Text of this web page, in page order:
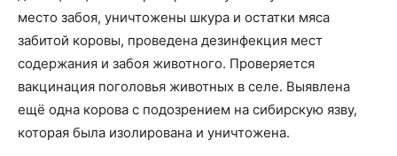
место забоя, уничтожены шкура и остатки мяса
забитой коровы, проведена дезинфекция мест
содержания и забоя животного. Проверяется
вакцинация поголовья животных в селе. Выявлена
ещё одна корова с подозрением на сибирскую язву,
которая была изолирована и уничтожена.